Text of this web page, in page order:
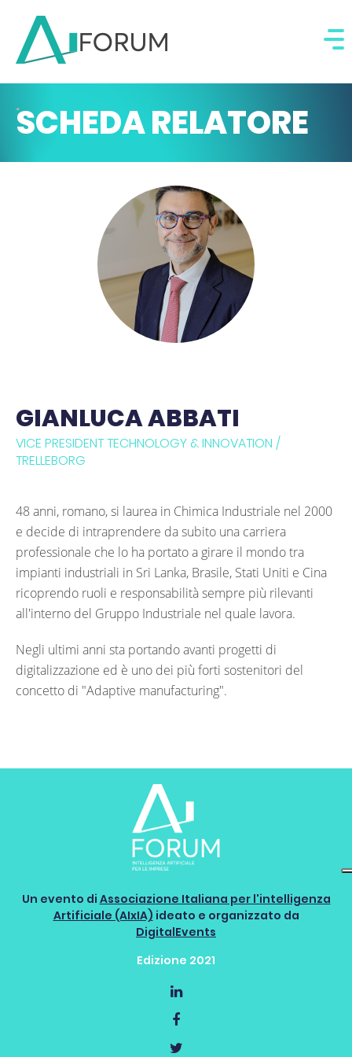
SCHEDA RELATORE
GIANLUCA ABBATI
VICE PRESIDENT TECHNOLOGY & INNOVATION /
TRELLEBORG
48 anni, romano, si laurea in Chimica Industriale nel 2000
e decide di intraprendere da subito una carriera
professionale che lo ha portato a girare il mondo tra
impianti industriali in Sri Lanka, Brasile, Stati Uniti e Cina
ricoprendo ruoli e responsabilità sempre più rilevanti
all'interno del Gruppo Industriale nel quale lavora.
Negli ultimi anni sta portando avanti progetti di
digitalizzazione ed è uno dei più forti sostenitori del
concetto di "Adaptive manufacturing".
Un evento di Associazione Italiana per l'intelligenza
Artificiale (AIxIA) ideato e organizzato da
DigitalEvents
Edizione 2021